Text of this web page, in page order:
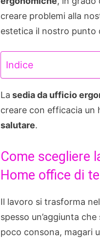
creare problemi alla
estetica il nostro punto
Indice
La sedia da ufficio
creare con efficacia un
salutare.
Come scegliere
Home office di
Il lavoro si trasforma
spesso un’aggiunta
poco consona, magari